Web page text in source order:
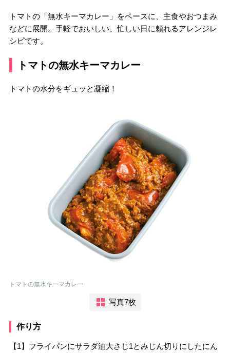
トマトの「無水キーマカレー」をベースに、主食やおつまみ
などに展開。手軽でおいしい、忙しい日に頼れるアレンジレ
シピです。
トマトの無水キーマカレー
トマトの水分をギュッと凝縮！
トマトの無水キーマカレー
写真7枚
作り方
【1】フライパンにサラダ油大さじ1とみじん切りにしたにん